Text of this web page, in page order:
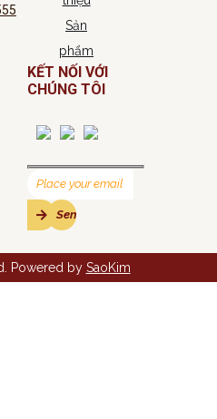
Sản
phẩm
KẾT NỐI VỚI
CHÚNG TÔI
Powered by SaoKim